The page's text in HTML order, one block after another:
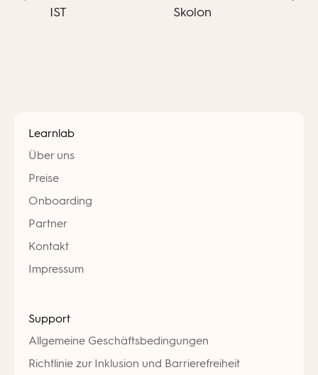
IST
Skolon
Learnlab
Über uns
Preise
Onboarding
Partner
Kontakt
Impressum
Support
Allgemeine Geschäftsbedingungen
Richtlinie zur Inklusion und Barrierefreiheit